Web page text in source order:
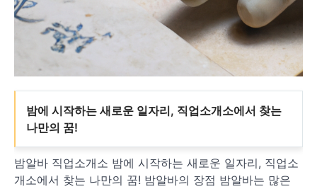
밤에 시작하는 새로운 일자리, 직업소개소에서 찾는
나만의 꿈!
밤알바 직업소개소 밤에 시작하는 새로운 일자리, 직업소
개소에서 찾는 나만의 꿈! 밤알바의 장점 밤알바는 많은